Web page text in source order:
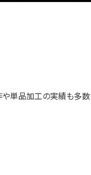
単品加工の実績も多